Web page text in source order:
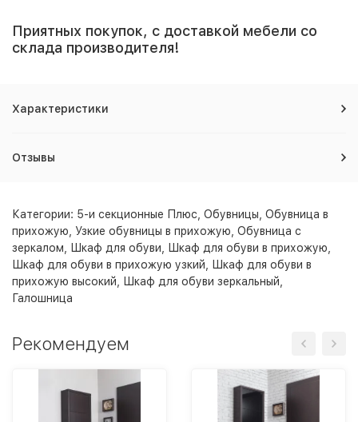
Приятных покупок, с доставкой мебели со
склада производителя!
Характеристики
Отзывы
Категории: 5-и секционные Плюс Обувницы Обувница в
прихожую
Узкие обувницы в прихожую Обувница с
зеркалом
Шкаф для обуви Шкаф для обуви в прихожую
Шкаф для обуви в прихожую узкий
Шкаф для обуви в
прихожую высокий
Шкаф для обуви зеркальный
Галошница
Рекомендуем